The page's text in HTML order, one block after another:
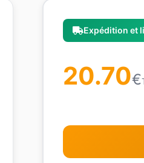
Expédition et
20.70€